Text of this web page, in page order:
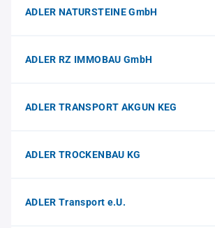
ADLER NATURSTEINE GmbH
ADLER RZ IMMOBAU GmbH
ADLER TRANSPORT AKGUN KEG
ADLER TROCKENBAU KG
ADLER Transport e.U.